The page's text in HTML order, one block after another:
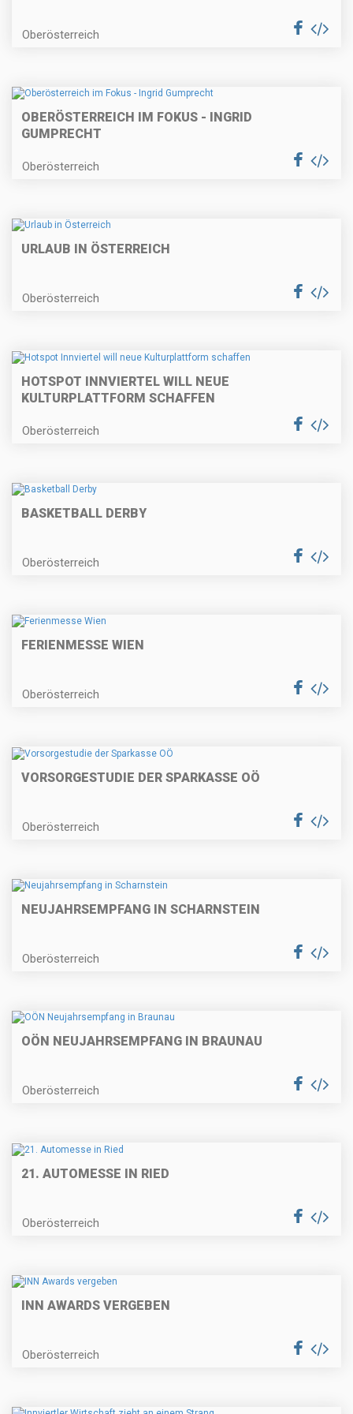
Oberösterreich
OBERÖSTERREICH IM FOKUS - INGRID
GUMPRECHT
Oberösterreich
URLAUB IN ÖSTERREICH
Oberösterreich
HOTSPOT INNVIERTEL WILL NEUE
KULTURPLATTFORM SCHAFFEN
Oberösterreich
BASKETBALL DERBY
Oberösterreich
FERIENMESSE WIEN
Oberösterreich
VORSORGESTUDIE DER SPARKASSE OÖ
Oberösterreich
NEUJAHRSEMPFANG IN SCHARNSTEIN
Oberösterreich
OÖN NEUJAHRSEMPFANG IN BRAUNAU
Oberösterreich
21. AUTOMESSE IN RIED
Oberösterreich
INN AWARDS VERGEBEN
Oberösterreich